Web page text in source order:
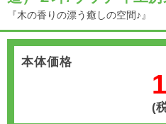
『木の香りの漂う癒しの空間♪』
本体価格
(